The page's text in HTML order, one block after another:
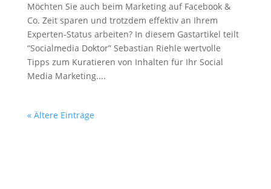
Möchten Sie auch beim Marketing auf Facebook &
Co. Zeit sparen und trotzdem effektiv an Ihrem
Experten-Status arbeiten? In diesem Gastartikel teilt
“Socialmedia Doktor” Sebastian Riehle wertvolle
Tipps zum Kuratieren von Inhalten für Ihr Social
Media Marketing....
« Ältere Einträge